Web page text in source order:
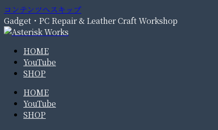
コンテンツへスキップ
Gadget・PC Repair & Leather Craft Workshop
HOME
YouTube
SHOP
HOME
YouTube
SHOP